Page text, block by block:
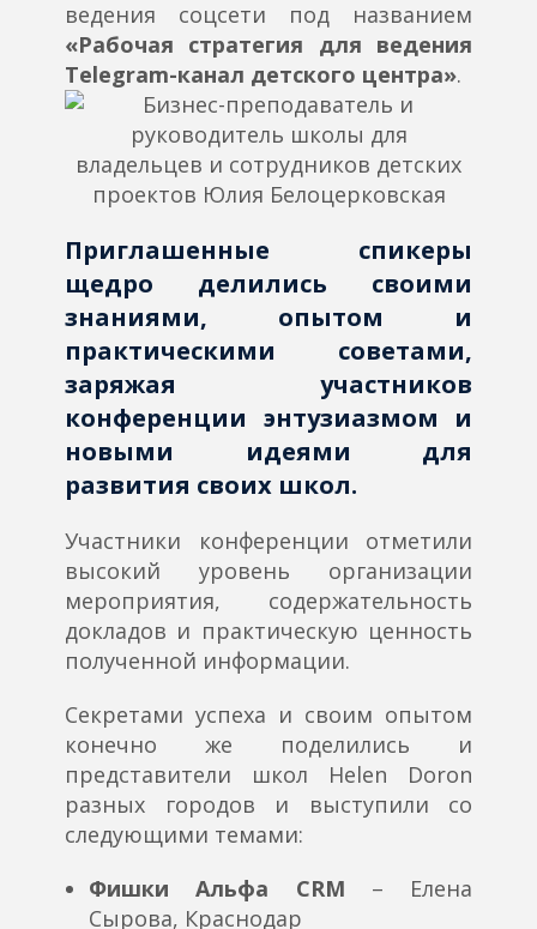
ведения соцсети под названием
«Рабочая стратегия для ведения
Telegram-канал детского центра».
Приглашенные спикеры
щедро делились своими
знаниями, опытом и
практическими советами,
заряжая участников
конференции энтузиазмом и
новыми идеями для
развития своих школ.
Участники конференции отметили
высокий уровень организации
мероприятия, содержательность
докладов и практическую ценность
полученной информации.
Секретами успеха и своим опытом
конечно же поделились и
представители школ Helen Doron
разных городов и выступили со
следующими темами:
Фишки Альфа CRM – Елена
Сырова, Краснодар